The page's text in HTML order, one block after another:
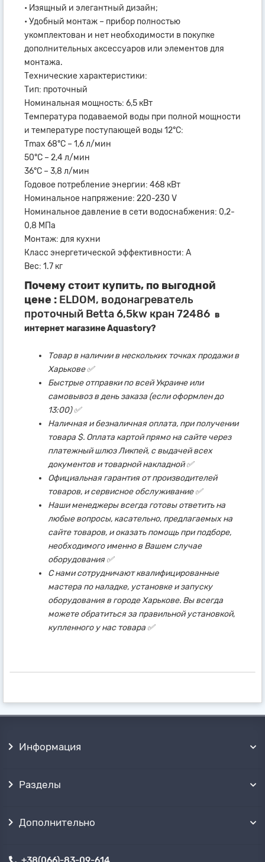
• Изящный и элегантный дизайн;
• Удобный монтаж – прибор полностью
укомплектован и нет необходимости в покупке
дополнительных аксессуаров или элементов для
монтажа.
Технические характеристики:
Тип: проточный
Номинальная мощность: 6,5 кВт
Температура подаваемой воды при полной мощности
и температуре поступающей воды 12°С:
Тmax 68°С – 1,6 л/мин
50°С – 2,4 л/мин
36°С – 3,8 л/мин
Годовое потребление энергии: 468 кВт
Номинальное напряжение: 220-230 V
Номинальное давление в сети водоснабжения: 0,2-
0,8 МПа
Монтаж: для кухни
Класс энергетической эффективности: A
Вес: 1.7 кг
Почему стоит купить, по выгодной
цене : ELDOM, водонагреватель
проточный Betta 6,5kw кран 72486 в
интернет магазине Aquastory?
Товар в наличии в нескольких точках продажи в
Харькове ✅
Быстрые отправки по всей Украине или
самовывоз в день заказа (если оформлен до
13:00) ✅
Наличная и безналичная оплата, при получении
товара $. Оплата картой прямо на сайте через
платежный шлюз Ликпей, с выдачей всех
документов и товарной накладной ✅
Официальная гарантия от производителей
товаров, и сервисное обслуживание ✅
Наши менеджеры всегда готовы ответить на
любые вопросы, касательно, предлагаемых на
сайте товаров, и оказать помощь при подборе,
необходимого именно в Вашем случае
оборудования ✅
С нами сотрудничают квалифицированные
мастера по наладке, установке и запуску
оборудования в городе Харькове. Вы всегда
можете обратиться за правильной установкой,
купленного у нас товара ✅
Информация
Разделы
Дополнительно